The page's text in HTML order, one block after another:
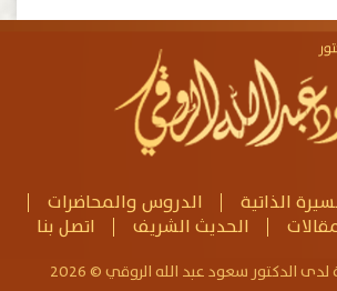
الذاتية
الدروس والمحاضرات
الحديث الشريف اتصل بنا
الدكتور سعود عبد الله الروقي © 2026